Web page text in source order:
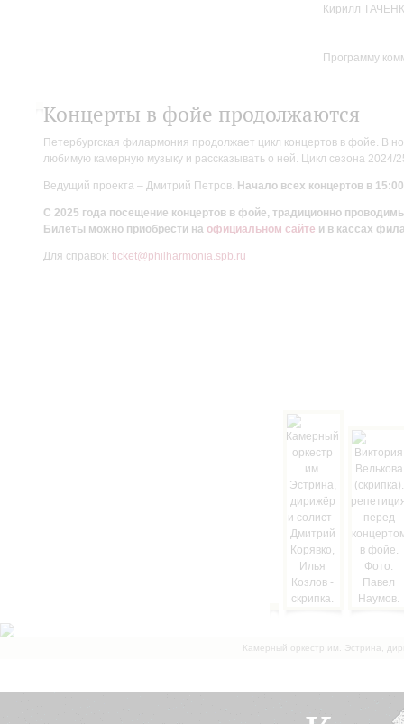
Кирилл
Программу
Концерты в фойе продолжаются
Петербургская филармония продолжает цикл концертов в фойе. В
любимую камерную музыку и рассказывать о ней. Цикл сезона
Ведущий проекта – Дмитрий Петров. Начало всех концертов в
С 2025 года посещение концертов в фойе, традиционно
Билеты можно приобрести на официальном сайте и в кассах
Для справок: ticket@philharmonia.spb.ru
Камерный оркестр им. Эстрина,